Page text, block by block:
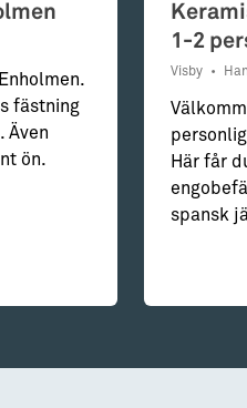
fästning
Även
ön.
1-2
Visby •
Här får
spansk